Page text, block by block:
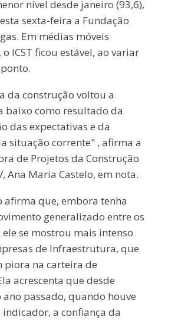
nível desde janeiro (93,6),
sexta-feira a Fundação
Em médias móveis
ICST ficou estável, ao variar
da construção voltou a
baixo como resultado da
das expectativas e da
situação corrente" , afirma a
de Projetos da Construção
Ana Maria Castelo, em nota.
afirma que, embora tenha
generalizado entre os
ele se mostrou mais intenso
de Infraestrutura, que
piora na carteira de
acrescenta que desde
passado, quando houve
a confiança da